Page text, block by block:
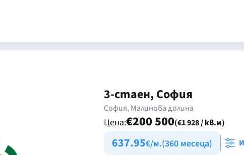
3-стаен, София
София, Малинова долина
Цена:€200 500(€1 928 / кв.м)
637.95€/м.(360 месеца)